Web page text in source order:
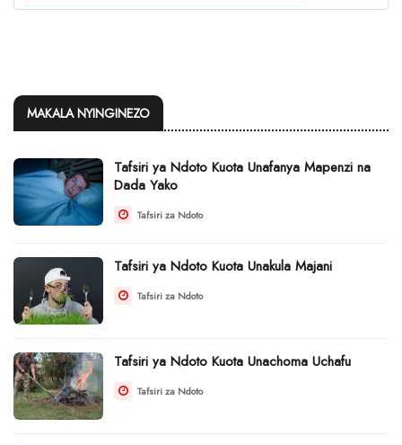
MAKALA NYINGINEZO
Tafsiri ya Ndoto Kuota Unafanya Mapenzi na
Dada Yako
Tafsiri za Ndoto
Tafsiri ya Ndoto Kuota Unakula Majani
Tafsiri za Ndoto
Tafsiri ya Ndoto Kuota Unachoma Uchafu
Tafsiri za Ndoto